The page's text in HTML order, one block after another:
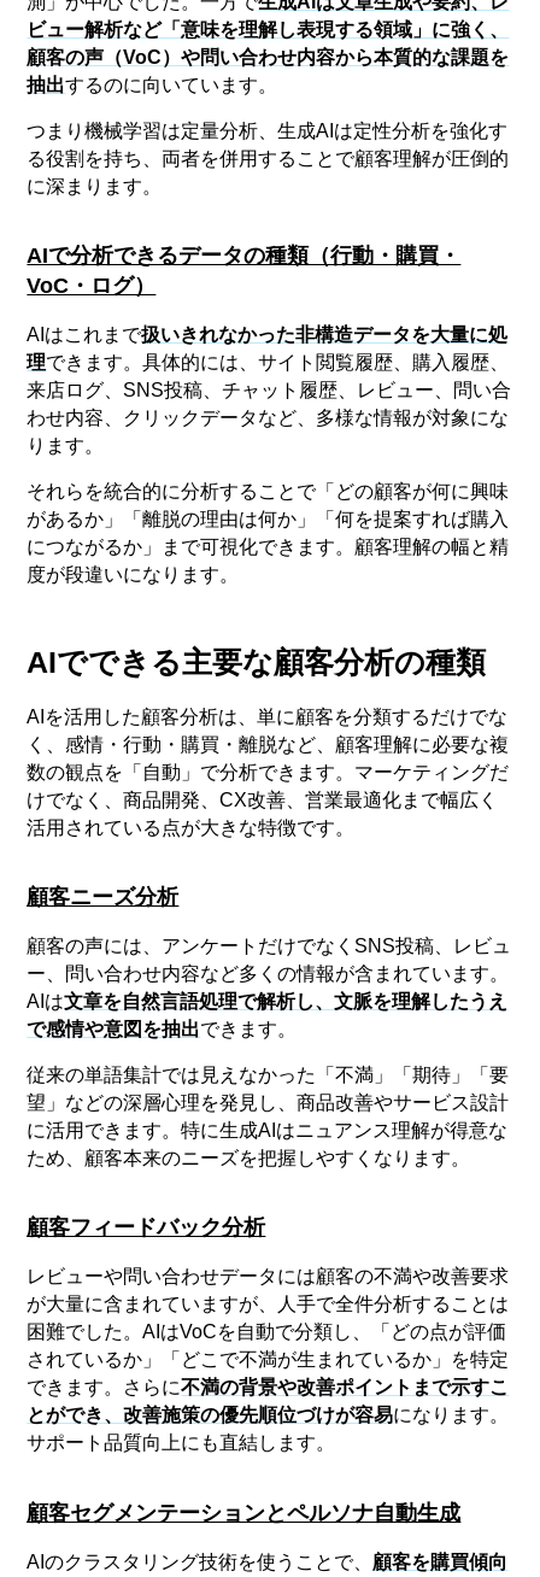
ビュー解析など「意味を理解し表現する領域」に強く、
顧客の声（VoC）や問い合わせ内容から本質的な課題を
抽出するのに向いています。
つまり機械学習は定量分析、生成AIは定性分析を強化す
る役割を持ち、両者を併用することで顧客理解が圧倒的
に深まります。
AIで分析できるデータの種類（行動・購買・
VoC・ログ）
AIはこれまで扱いきれなかった非構造データを大量に処
理できます。具体的には、サイト閲覧履歴、購入履歴、
来店ログ、SNS投稿、チャット履歴、レビュー、問い合
わせ内容、クリックデータなど、多様な情報が対象にな
ります。
それらを統合的に分析することで「どの顧客が何に興味
があるか」「離脱の理由は何か」「何を提案すれば購入
につながるか」まで可視化できます。顧客理解の幅と精
度が段違いになります。
AIでできる主要な顧客分析の種類
AIを活用した顧客分析は、単に顧客を分類するだけでな
く、感情・行動・購買・離脱など、顧客理解に必要な複
数の観点を「自動」で分析できます。マーケティングだ
けでなく、商品開発、CX改善、営業最適化まで幅広く
活用されている点が大きな特徴です。
顧客ニーズ分析
顧客の声には、アンケートだけでなくSNS投稿、レビュ
ー、問い合わせ内容など多くの情報が含まれています。
AIは文章を自然言語処理で解析し、文脈を理解したうえ
で感情や意図を抽出できます。
従来の単語集計では見えなかった「不満」「期待」「要
望」などの深層心理を発見し、商品改善やサービス設計
に活用できます。特に生成AIはニュアンス理解が得意な
ため、顧客本来のニーズを把握しやすくなります。
顧客フィードバック分析
レビューや問い合わせデータには顧客の不満や改善要求
が大量に含まれていますが、人手で全件分析することは
困難でした。AIはVoCを自動で分類し、「どの点が評価
されているか」「どこで不満が生まれているか」を特定
できます。さらに不満の背景や改善ポイントまで示すこ
とができ、改善施策の優先順位づけが容易になります。
サポート品質向上にも直結します。
顧客セグメンテーションとペルソナ自動生成
AIのクラスタリング技術を使うことで、 顧客を購買傾向